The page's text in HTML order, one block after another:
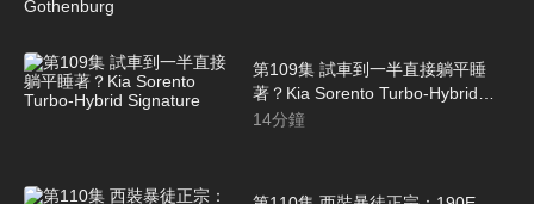
第109集 試車到一半直接躺平睡
著？Kia Sorento Turbo-Hybrid
Signature
14分鐘